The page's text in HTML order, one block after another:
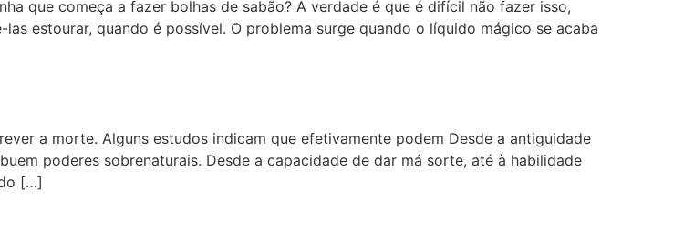
que começa a fazer bolhas de sabão? A verdade é que é difícil não fazer isso,
estourar, quando é possível. O problema surge quando o líquido mágico se acaba
a morte. Alguns estudos indicam que efetivamente podem Desde a antiguidade
poderes sobrenaturais. Desde a capacidade de dar má sorte, até à habilidade
[…]